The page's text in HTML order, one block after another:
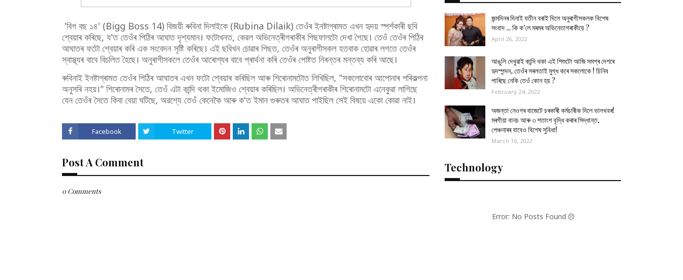
'বিগ বছ ১৪' (Bigg Boss 14) বিজয়ী ৰুবিনা দিলাইকে (Rubina Dilaik) তেওঁৰ ইনষ্টাগ্ৰামত এখন হৃদয় স্পৰ্শকাৰী ছবি
শ্বেয়াৰ কৰিছে, য'ত তেওঁৰ পিঠিৰ আঘাত দৃশ্যমান। ফটোখনত, কেৱল অভিনেত্ৰীগৰাকীৰ পিছফালটো দেখা গৈছে। তেওঁ তেওঁৰ পিঠিৰ
আঘাতৰ ফটো শ্বেয়াৰ কৰি এক সংবেদন সৃষ্টি কৰিছে। এই ছবিখন চোৱাৰ পিছত, তেওঁৰ অনুৰাগীসকল হতবাক হোৱাৰ লগতে তেওঁৰ
স্বাস্থ্যৰ বাবে বিচলিত হৈছে। অনুৰাগীসকলে তেওঁৰ আৰোগ্যৰ বাবে প্ৰাৰ্থনা কৰি তেওঁৰ পোষ্টত নিৰন্তৰ মন্তব্য কৰি আছে।
ৰুবিনাই ইনষ্টাগ্ৰামত তেওঁৰ পিঠিৰ আঘাতৰ এখন ফটো শ্বেয়াৰ কৰিছিল আৰু শিৰোনামটোত লিখিছিল, "সকলোবোৰ আপোনাৰ পৰিকল্পনা
অনুসৰি নহয়।" শিৰোনামৰ সৈতে, তেওঁ এটা কান্দি থকা ইমোজিও শ্বেয়াৰ কৰিছিল। অভিনেত্ৰীগৰাকীৰ শিৰোনামটো এনেকুৱা লাগিছে
যেন তেওঁৰ সৈতে কিবা বেয়া ঘটিছে, অৱশ্যে তেওঁ কেনেকৈ আৰু ক'ত ইমান গুৰুতৰ আঘাত পাইছিল সেই বিষয়ে একো কোৱা নাই।
Facebook Twitter
Post A Comment
0 Comments
জন্মদিনৰ দিনাই যতীন বৰাই দিলে অনুৰাগীসকলক বিশেষ
সংবাদ ... কি ক'লে মৰমৰ অভিনেতাগৰাকীয়ে ?
April 26, 2022
আঙুলি দেখুৱাই কান্দি থকা এই শিশুটো আজি সমগ্ৰ দেশৰে
হৃদস্পন্দন, তেওঁৰ সৰলতাই মুগ্ধ কৰে সকলোকে ! চিনিব
পাৰিছে নেকি তেওঁ কোন হয় ?
February 24, 2022
অজন্তা নেওগৰ বাজেটে চৰকাৰী কৰ্মচাৰীক দিলে ভালখবৰ!
মৰগীয়া বানচ আৰু ৩ শতাংশ বৃদ্ধি কৰাৰ সিদ্ধান্ত,
পেঞ্চনাৰৰ বাবেও বিশেষ সুবিধা!
March 16, 2022
Technology
Error: No Posts Found